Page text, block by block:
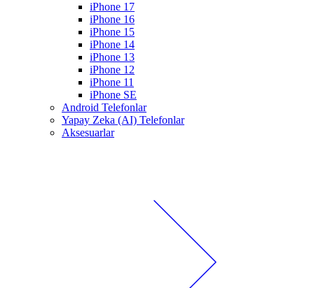
iPhone 17
iPhone 16
iPhone 15
iPhone 14
iPhone 13
iPhone 12
iPhone 11
iPhone SE
Android Telefonlar
Yapay Zeka (AI) Telefonlar
Aksesuarlar